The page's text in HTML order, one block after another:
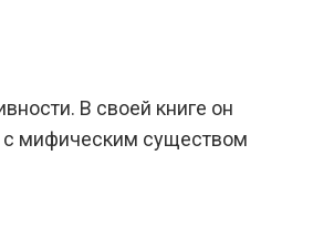
В своей книге он
с мифическим существом